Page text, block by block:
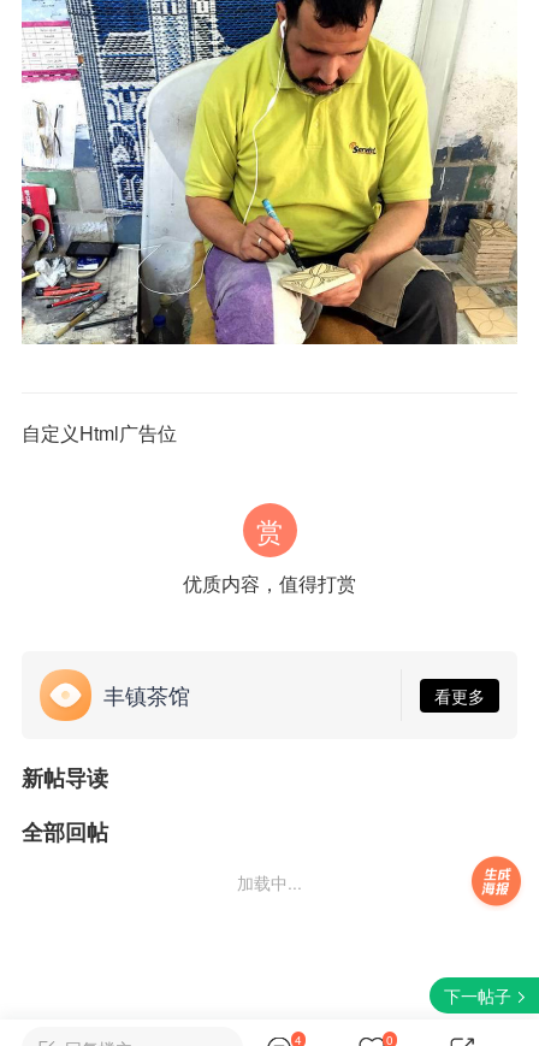
自定义Html广告位
赏
优质内容，值得打赏
丰镇茶馆 看更多
新帖导读
全部回帖
加载中...
4 0
下一帖子